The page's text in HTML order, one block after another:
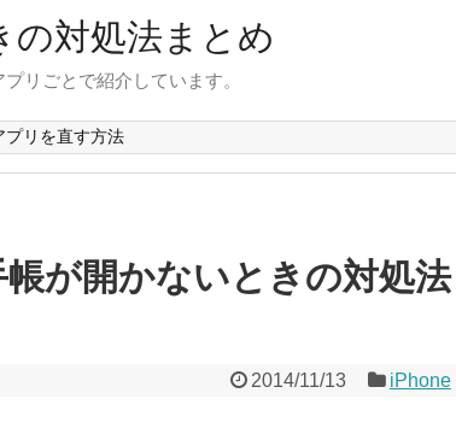
の対処法まとめ
リごとで紹介しています。
プリを直す方法
が開かないときの対処法
2014/11/13 iPhone